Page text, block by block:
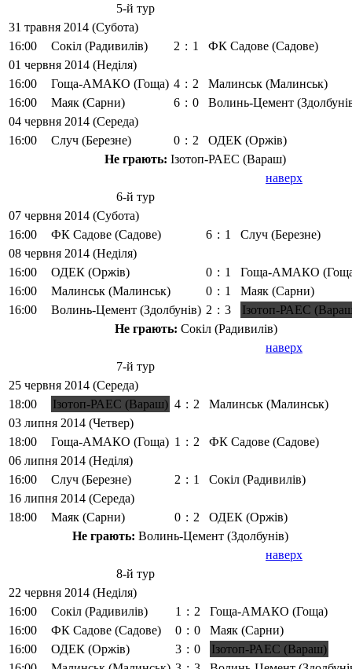
5-й тур
31 травня 2014 (Субота)
16:00
Сокіл (Радивилів) 2 : 1
ФК Садове (Садове)
01 червня 2014 (Неділя)
16:00
Гоща-АМАКО (Гоща) 4 : 2
Малинськ (Малинськ)
16:00
Маяк (Сарни) 6 : 0
Волинь-Цемент
04 червня 2014 (Середа)
16:00
Случ (Березне) 0 : 2
ОДЕК (Оржів)
Не грають: Ізотоп-РАЕС (Вараш)
наверх
6-й тур
07 червня 2014 (Субота)
16:00
ФК Садове (Садове) 6 : 1
Случ (Березне)
08 червня 2014 (Неділя)
16:00
ОДЕК (Оржів) 0 : 1
Гоща-АМАКО
16:00
Малинськ (Малинськ) 0 : 1
Маяк (Сарни)
16:00
Волинь-Цемент (Здолбунів) 2 : 3
Ізотоп-РАЕС
Не грають: Сокіл (Радивилів)
наверх
7-й тур
25 червня 2014 (Середа)
18:00
Ізотоп-РАЕС (Вараш) 4 : 2
Малинськ (Малинськ)
03 липня 2014 (Четвер)
18:00
Гоща-АМАКО (Гоща) 1 : 2
ФК Садове (Садове)
06 липня 2014 (Неділя)
16:00
Случ (Березне) 2 : 1
Сокіл (Радивилів)
16 липня 2014 (Середа)
18:00
Маяк (Сарни) 0 : 2
ОДЕК (Оржів)
Не грають: Волинь-Цемент (Здолбунів)
наверх
8-й тур
22 червня 2014 (Неділя)
16:00
Сокіл (Радивилів) 1 : 2
Гоща-АМАКО (Гоща)
16:00
ФК Садове (Садове) 0 : 0
Маяк (Сарни)
16:00
ОДЕК (Оржів) 3 : 0
Ізотоп-РАЕС (Вараш)